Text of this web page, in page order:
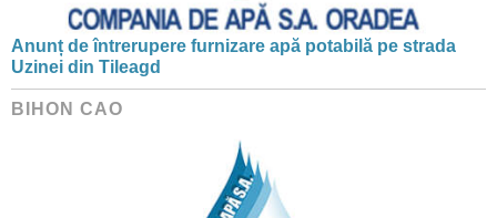
Anunț de întrerupere furnizare apă potabilă pe strada
Uzinei din Tileagd
BIHON CAO